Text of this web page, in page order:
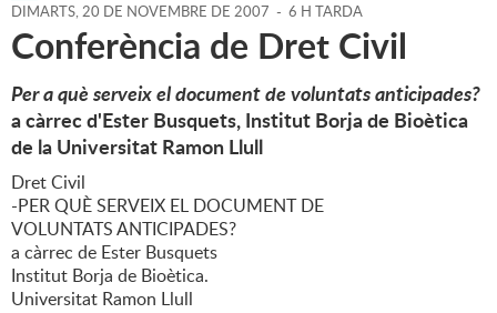
DIMARTS,20 DE NOVEMBRE DE 2007 - 6 H TARDA
Conferència de Dret Civil
Per a què serveix el document de voluntats anticipades?
a càrrec d'Ester Busquets, Institut Borja de Bioètica
de la Universitat Ramon Llull
Dret Civil
-PER QUÈ SERVEIX EL DOCUMENT DE
VOLUNTATS ANTICIPADES?
a càrrec de Ester Busquets
Institut Borja de Bioètica.
Universitat Ramon Llull